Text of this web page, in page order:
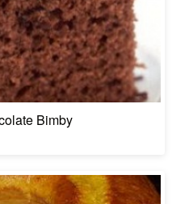
Bimby